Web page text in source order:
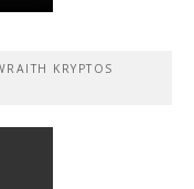
KRYPTOS